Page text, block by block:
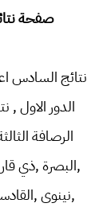
صفحة
الدور الاول ,
الرصافة
,البصرة ,ذي
,نينوى